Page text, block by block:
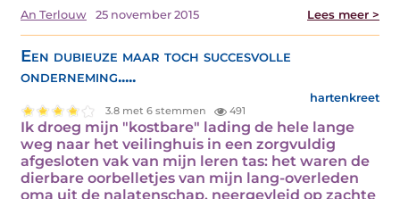
An Terlouw 25 november 2015 Lees meer >
Een dubieuze maar toch succesvolle
onderneming.....
hartenkreet
3.8 met 6 stemmen 491
Ik droeg mijn "kostbare" lading de hele lange
weg naar het veilinghuis in een zorgvuldig
afgesloten vak van mijn leren tas: het waren de
dierbare oorbelletjes van mijn lang-overleden
oma uit de nalatenschap, neergevleid op zachte